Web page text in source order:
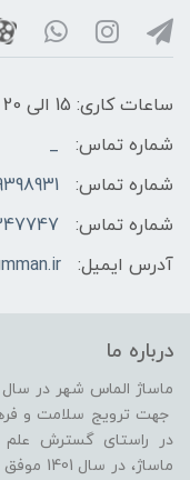
ساعات کاری: 15 الی 20 - بجز ایام تعطیل
شماره تماس:
_
شماره تماس:
شماره تماس:
آدرس ایمیل:
درباره ما
جهت ترویج سلامت و
در راستای گسترش علم
ماساژ،